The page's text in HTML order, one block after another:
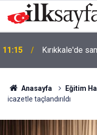
11:15 Kırıkkale'de
Anasayfa Eğitim
icazetle taçlandırıldı